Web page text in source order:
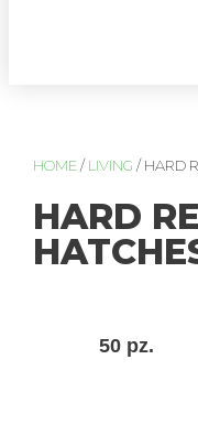
HOME / LIVING / HARD
HARD
50 pz.